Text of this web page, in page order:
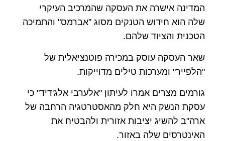
המדינה אישרה את העסקה שהמרכיב העיקרי
שלה הוא חידוש הטנקים מסוג "אברמס" והתמיכה
הטכנית והציוד שלהם.
שאר העסקה עוסק במכירה פוטנציאלית של
"הלפייר" ומערכות טילים מדוייקות.
גורמים מצרים אמרו לעיתון "אלערבי אלג'דיד" כי
עסקת הנשק היא חלק מהאסטרטגיה הרחבה של
ארה"ב להשיג יציבות אזורית ולהבטיח את
האינטרסים שלה באזור.